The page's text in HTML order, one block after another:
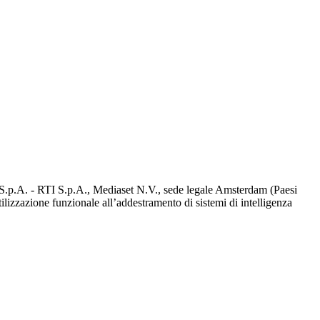
- RTI S.p.A., Mediaset N.V., sede legale Amsterdam (Paesi
funzionale all’addestramento di sistemi di intelligenza